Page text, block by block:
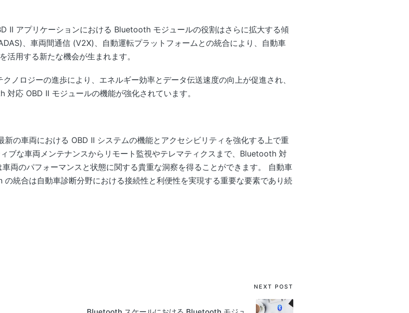
II アプリケーションにおける Bluetooth モジュールの役割はさらに拡大する傾
、車両間通信 (V2X)、自動運転プラットフォームとの統合により、自動車
用する新たな機会が生まれます。
ノロジーの進歩により、エネルギー効率とデータ伝送速度の向上が促進され、
応 OBD II モジュールの機能が強化されています。
の車両における OBD II システムの機能とアクセシビリティを強化する上で重
ブな車両メンテナンスからリモート監視やテレマティクスまで、Bluetooth 対
両のパフォーマンスと状態に関する貴重な洞察を得ることができます。 自動車
統合は自動車診断分野における接続性と利便性を実現する重要な要素であり続
NEXT POST